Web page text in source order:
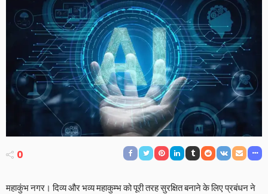
0
महाकुंभ नगर। दिव्य और भव्य महाकुम्भ को पूरी तरह सुरक्षित बनाने के लिए प्रबंधन ने